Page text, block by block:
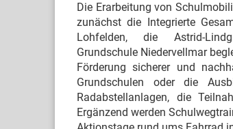
Die Erarbeitung von
zunächst die Integrierte
Lohfelden, die Astrid-
Grundschule Niedervellmar
Förderung sicherer und
Grundschulen oder die
Radabstellanlagen, die
Ergänzend werden